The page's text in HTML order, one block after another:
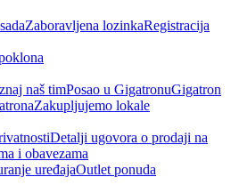
Zaboravljena lozinkaRegistracija
naš timPosao u GigatronuGigatron
Zakupljujemo lokale
Detalji ugovora o prodaji na
i obavezama
uređajaOutlet ponuda